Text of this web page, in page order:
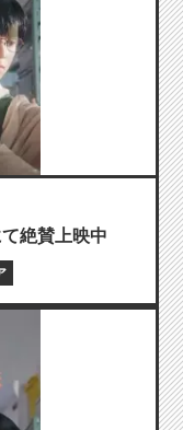
絶賛上映中